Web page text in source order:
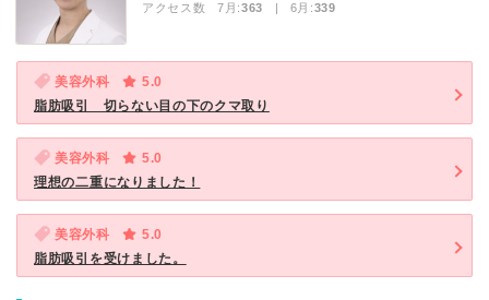
アクセス数 7月:363 | 6月:339
美容外科
5.0
脂肪吸引 切らない目の下のクマ取り
美容外科
5.0
理想の二重になりました！
美容外科
5.0
脂肪吸引を受けました。